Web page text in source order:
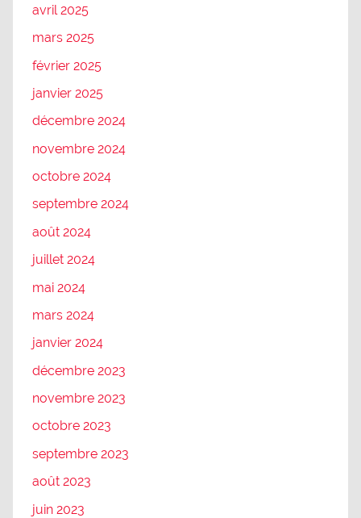
avril 2025
mars 2025
février 2025
janvier 2025
décembre 2024
novembre 2024
octobre 2024
septembre 2024
août 2024
juillet 2024
mai 2024
mars 2024
janvier 2024
décembre 2023
novembre 2023
octobre 2023
septembre 2023
août 2023
juin 2023